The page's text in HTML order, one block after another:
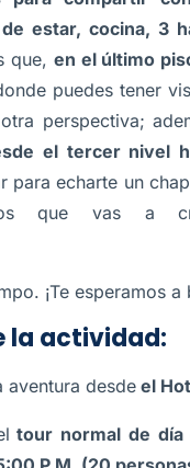
estar, cocina, 3
que, en el último
puedes tener
perspectiva;
el tercer nivel
para echarte un
que vas a
¡Te esperamos
la actividad:
aventura desdeel
tour normal de día